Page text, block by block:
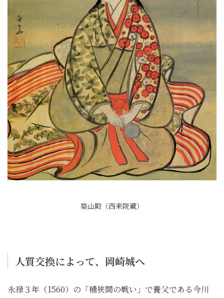
築山殿（西来院蔵）
人質交換によって、岡崎城へ
永禄３年（1560）の「桶狭間の戦い」で養父である今川